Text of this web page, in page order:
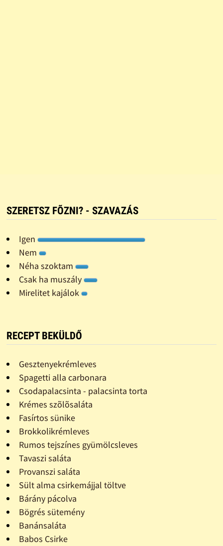
SZERETSZ FÕZNI? - SZAVAZÁS
Igen
Nem
Néha szoktam
Csak ha muszály
Mirelitet kajálok
RECEPT BEKÜLDŐ
Gesztenyekrémleves
Spagetti alla carbonara
Csodapalacsinta - palacsinta torta
Krémes szõlõsaláta
Fasírtos sünike
Brokkolikrémleves
Rumos tejszínes gyümölcsleves
Tavaszi saláta
Provanszi saláta
Sült alma csirkemájjal töltve
Bárány pácolva
Bögrés sütemény
Banánsaláta
Babos Csirke